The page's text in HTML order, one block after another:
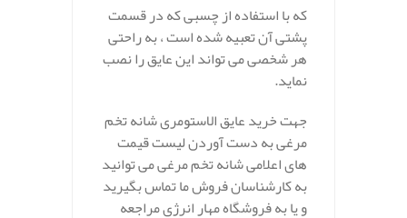
که با استفاده از چسبی که در قسمت
پشتی آن تعبیه شده است ، به راحتی
هر شخصی می تواند این عایق را نصب
نماید.
جهت خرید عایق الاستومری شانه تخم
مرغی به دست آوردن لیست قیمت
های اعلامی شانه تخم مرغی می توانید
به کارشناسان فروش ما تماس بگیرید
و یا به فروشگاه مهار انرژی مراجعه